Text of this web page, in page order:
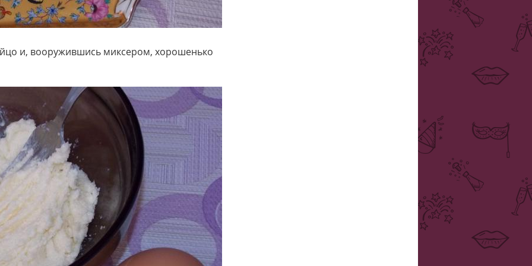
и, вооружившись миксером, хорошенько